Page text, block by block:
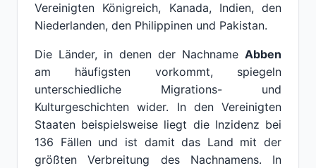
Vereinigten Königreich, Kanada, Indien, den
Niederlanden, den Philippinen und Pakistan.
Die Länder, in denen der Nachname Abben
am häufigsten vorkommt, spiegeln
unterschiedliche Migrations- und
Kulturgeschichten wider. In den Vereinigten
Staaten beispielsweise liegt die Inzidenz bei
136 Fällen und ist damit das Land mit der
größten Verbreitung des Nachnamens. In